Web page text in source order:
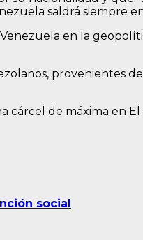
saldrá siempre
en la
provenientes
de máxima en
social